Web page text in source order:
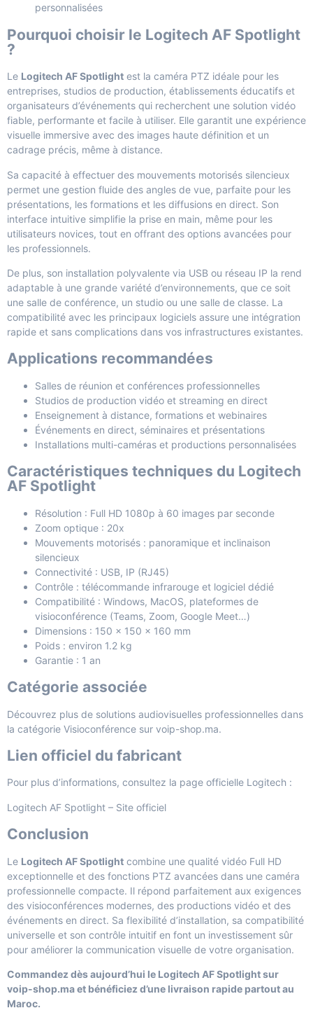
personnalisées
Pourquoi choisir le Logitech AF Spotlight
?
Le Logitech AF Spotlight est la caméra PTZ idéale pour les
entreprises, studios de production, établissements éducatifs et
organisateurs d’événements qui recherchent une solution vidéo
fiable, performante et facile à utiliser. Elle garantit une expérience
visuelle immersive avec des images haute définition et un
cadrage précis, même à distance.
Sa capacité à effectuer des mouvements motorisés silencieux
permet une gestion fluide des angles de vue, parfaite pour les
présentations, les formations et les diffusions en direct. Son
interface intuitive simplifie la prise en main, même pour les
utilisateurs novices, tout en offrant des options avancées pour
les professionnels.
De plus, son installation polyvalente via USB ou réseau IP la rend
adaptable à une grande variété d’environnements, que ce soit
une salle de conférence, un studio ou une salle de classe. La
compatibilité avec les principaux logiciels assure une intégration
rapide et sans complications dans vos infrastructures existantes.
Applications recommandées
Salles de réunion et conférences professionnelles
Studios de production vidéo et streaming en direct
Enseignement à distance, formations et webinaires
Événements en direct, séminaires et présentations
Installations multi-caméras et productions personnalisées
Caractéristiques techniques du Logitech
AF Spotlight
Résolution : Full HD 1080p à 60 images par seconde
Zoom optique : 20x
Mouvements motorisés : panoramique et inclinaison
silencieux
Connectivité : USB, IP (RJ45)
Contrôle : télécommande infrarouge et logiciel dédié
Compatibilité : Windows, MacOS, plateformes de
visioconférence (Teams, Zoom, Google Meet…)
Dimensions : 150 x 150 x 160 mm
Poids : environ 1.2 kg
Garantie : 1 an
Catégorie associée
Découvrez plus de solutions audiovisuelles professionnelles dans
la catégorie Visioconférence sur voip-shop.ma.
Lien officiel du fabricant
Pour plus d’informations, consultez la page officielle Logitech :
Logitech AF Spotlight – Site officiel
Conclusion
Le Logitech AF Spotlight combine une qualité vidéo Full HD
exceptionnelle et des fonctions PTZ avancées dans une caméra
professionnelle compacte. Il répond parfaitement aux exigences
des visioconférences modernes, des productions vidéo et des
événements en direct. Sa flexibilité d’installation, sa compatibilité
universelle et son contrôle intuitif en font un investissement sûr
pour améliorer la communication visuelle de votre organisation.
Commandez dès aujourd’hui le Logitech AF Spotlight sur
voip-shop.ma et bénéficiez d’une livraison rapide partout au
Maroc.